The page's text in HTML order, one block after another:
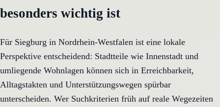
besonders wichtig ist
Für Siegburg in Nordrhein-Westfalen ist eine lokale
Perspektive entscheidend: Stadtteile wie Innenstadt und
umliegende Wohnlagen können sich in Erreichbarkeit,
Alltagstakten und Unterstützungswegen spürbar
unterscheiden. Wer Suchkriterien früh auf reale Wegezeiten